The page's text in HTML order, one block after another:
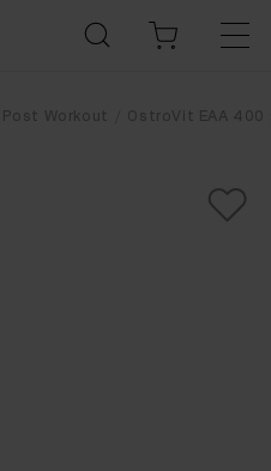
Post Workout OstroVit EAA